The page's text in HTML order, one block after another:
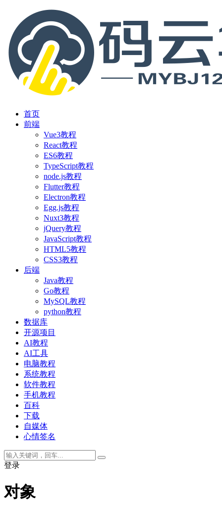
首页
前端
Vue3教程
React教程
ES6教程
TypeScript教程
node.js教程
Flutter教程
Electron教程
Egg.js教程
Nuxt3教程
jQuery教程
JavaScript教程
HTML5教程
CSS3教程
后端
Java教程
Go教程
MySQL教程
python教程
数据库
开源项目
AI教程
AI工具
电脑教程
系统教程
软件教程
手机教程
百科
下载
自媒体
心情签名
登录
对象